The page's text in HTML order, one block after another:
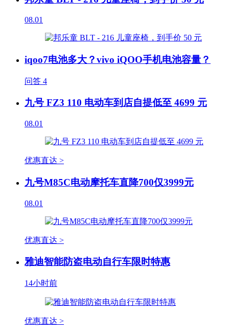
08.01
iqoo7电池多大？vivo iQOO手机电池容量？
问答 4
九号 FZ3 110 电动车到店自提低至 4699 元
08.01
优惠直达 >
九号M85C电动摩托车直降700仅3999元
08.01
优惠直达 >
雅迪智能防盗电动自行车限时特惠
14小时前
优惠直达 >